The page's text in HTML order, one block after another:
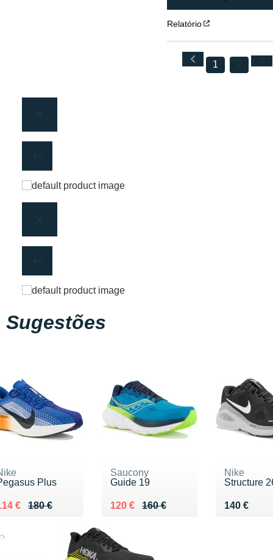
Relatório
1 2
Sugestões
Plus
180 €
lieu de 180 €
€ 114 €
Saucony
Guide 19
160 €
Au lieu de 160 €
120 €
Vendu 120 €
Nike
Structure
140 €
Vendu